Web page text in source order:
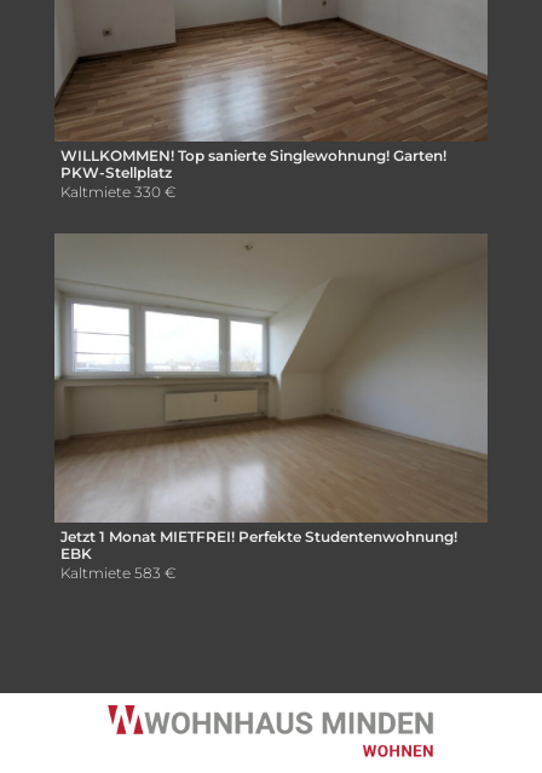
WILLKOMMEN! Top sanierte Singlewohnung! Garten!
PKW-Stellplatz
Kaltmiete 330 €
Jetzt 1 Monat MIETFREI! Perfekte Studentenwohnung!
EBK
Kaltmiete 583 €